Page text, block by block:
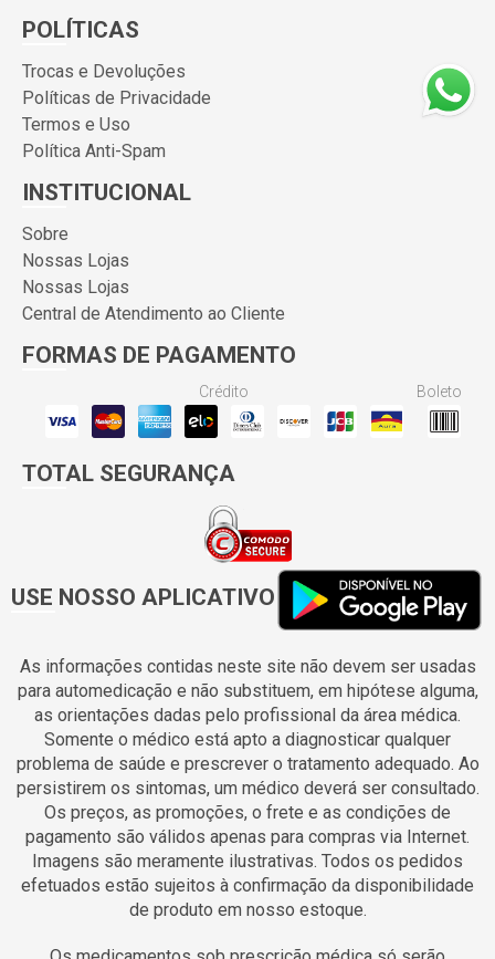
POLÍTICAS
Trocas e Devoluções
Políticas de Privacidade
Termos e Uso
Política Anti-Spam
INSTITUCIONAL
Sobre
Nossas Lojas
Nossas Lojas
Central de Atendimento ao Cliente
FORMAS DE PAGAMENTO
Crédito Boleto
TOTAL SEGURANÇA
USE NOSSO APLICATIVO
As informações contidas neste site não devem ser usadas
para automedicação e não substituem, em hipótese alguma,
as orientações dadas pelo profissional da área médica.
Somente o médico está apto a diagnosticar qualquer
problema de saúde e prescrever o tratamento adequado. Ao
persistirem os sintomas, um médico deverá ser consultado.
Os preços, as promoções, o frete e as condições de
pagamento são válidos apenas para compras via Internet.
Imagens são meramente ilustrativas. Todos os pedidos
efetuados estão sujeitos à confirmação da disponibilidade
de produto em nosso estoque.